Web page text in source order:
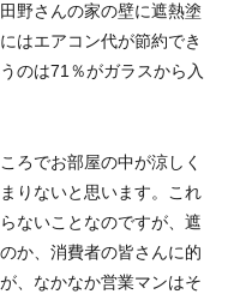
野さんの家の壁に遮熱塗
はエアコン代が節約でき
のは71％がガラスから入
ろでお部屋の中が涼しく
りないと思います。これ
ないことなのですが、遮
か、消費者の皆さんに的
、なかなか営業マンはそ